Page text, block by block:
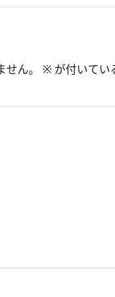
ん。 ※ が付いてい